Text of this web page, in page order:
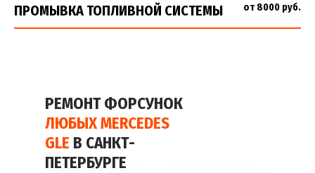
ПРОМЫВКА ТОПЛИВНОЙ СИСТЕМЫ от 8000 руб.
РЕМОНТ ФОРСУНОК
ЛЮБЫХ MERCEDES
GLE В САНКТ-
ПЕТЕРБУРГЕ